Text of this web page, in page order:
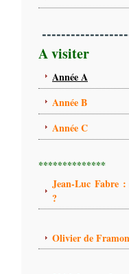
A visiter
Année A
Année B
Année C
**************
Jean-Luc Fabre
?
Olivier de